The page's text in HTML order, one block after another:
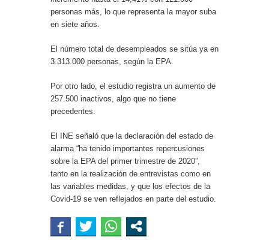
personas más, lo que representa la mayor suba
en siete años.
El número total de desempleados se sitúa ya en
3.313.000 personas, según la EPA.
Por otro lado, el estudio registra un aumento de
257.500 inactivos, algo que no tiene
precedentes.
El INE señaló que la declaración del estado de
alarma “ha tenido importantes repercusiones
sobre la EPA del primer trimestre de 2020”,
tanto en la realización de entrevistas como en
las variables medidas, y que los efectos de la
Covid-19 se ven reflejados en parte del estudio.